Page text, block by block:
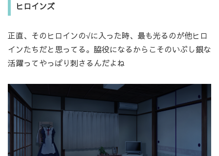
ヒロインズ
正直、そのヒロインの√に入った時、最も光るのが他ヒロ
インたちだと思ってる。脇役になるからこそのいぶし銀な
活躍ってやっぱり刺さるんだよね